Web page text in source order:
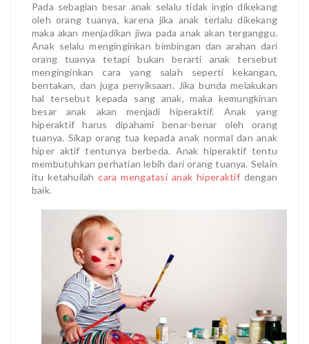
Pada sebagian besar anak selalu tidak ingin dikekang
oleh orang tuanya, karena jika anak terlalu dikekang
maka akan menjadikan jiwa pada anak akan terganggu.
Anak selalu menginginkan bimbingan dan arahan dari
orang tuanya tetapi bukan berarti anak tersebut
menginginkan cara yang salah seperti kekangan,
bentakan, dan juga penyiksaan. Jika bunda melakukan
hal tersebut kepada sang anak, maka kemungkinan
besar anak akan menjadi hiperaktif. Anak yang
hiperaktif harus dipahami benar-benar oleh orang
tuanya. Sikap orang tua kepada anak normal dan anak
hiper aktif tentunya berbeda. Anak hiperaktif tentu
membutuhkan perhatian lebih dari orang tuanya. Selain
itu ketahuilahcara mengatasi anak hiperaktifdengan
baik.